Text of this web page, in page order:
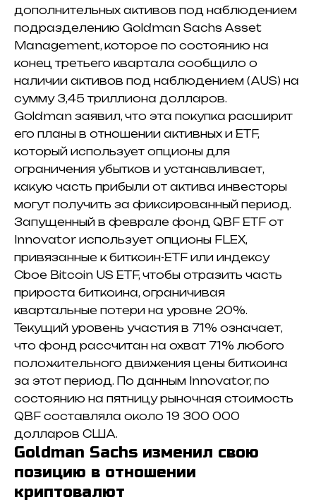
дополнительных активов под наблюдением
подразделению Goldman Sachs Asset
Management, которое по состоянию на
конец третьего квартала сообщило о
наличии активов под наблюдением (AUS) на
сумму 3,45 триллиона долларов.
Goldman заявил, что эта покупка расширит
его планы в отношении активных и ETF,
который использует опционы для
ограничения убытков и устанавливает,
какую часть прибыли от актива инвесторы
могут получить за фиксированный период.
Запущенный в феврале фонд QBF ETF от
Innovator использует опционы FLEX,
привязанные к биткоин-ETF или индексу
Cboe Bitcoin US ETF, чтобы отразить часть
прироста биткоина, ограничивая
квартальные потери на уровне 20%.
Текущий уровень участия в 71% означает,
что фонд рассчитан на охват 71% любого
положительного движения цены биткоина
за этот период. По данным Innovator, по
состоянию на пятницу рыночная стоимость
QBF составляла около 19 300 000
долларов США.
Goldman Sachs изменил свою
позицию в отношении
криптовалют